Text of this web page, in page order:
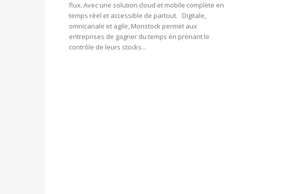
flux. Avec une solution cloud et mobile complète en
temps réel et accessible de partout. Digitale,
omnicanale et agile, Monstock permet aux
entreprises de gagner du temps en prenant le
contrôle de leurs stocks...